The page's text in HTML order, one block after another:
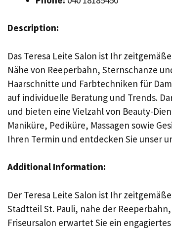
Description:
Das Teresa Leite Salon ist Ihr
Nähe von Reeperbahn, Sternschanze
Haarschnitte und Farbtechniken für
auf individuelle Beratung und Trends.
und bieten eine Vielzahl von Beauty-
Maniküre, Pediküre, Massagen sowie
Ihren Termin und entdecken Sie unser
Additional Information:
Der Teresa Leite Salon ist Ihr
Stadtteil St. Pauli, nahe der
Friseursalon erwartet Sie ein